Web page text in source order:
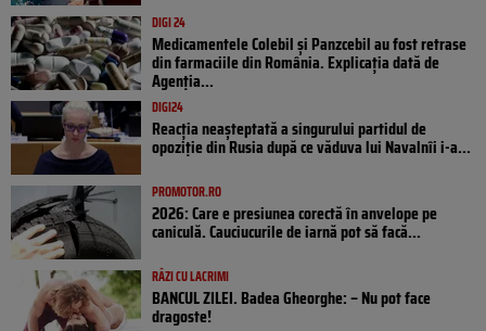
DIGI 24
Medicamentele Colebil și Panzcebil au fost retrase
din farmaciile din România. Explicația dată de
Agenția...
DIGI24
Reacția neașteptată a singurului partidul de
opoziţie din Rusia după ce văduva lui Navalnîi i-a...
PROMOTOR.RO
2026: Care e presiunea corectă în anvelope pe
caniculă. Cauciucurile de iarnă pot să facă...
RÂZI CU LACRIMI
BANCUL ZILEI. Badea Gheorghe: – Nu pot face
dragoste!